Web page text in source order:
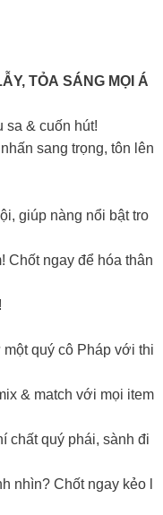
TỎA SÁNG MỌI Á
sa & cuốn hút!
sang trọng, tôn lên
giúp nàng nổi bật tro
Chốt ngay để hóa thân
quý cô Pháp với thi
& match với mọi item
chất quý phái, sành đi
nhìn? Chốt ngay kẻo l